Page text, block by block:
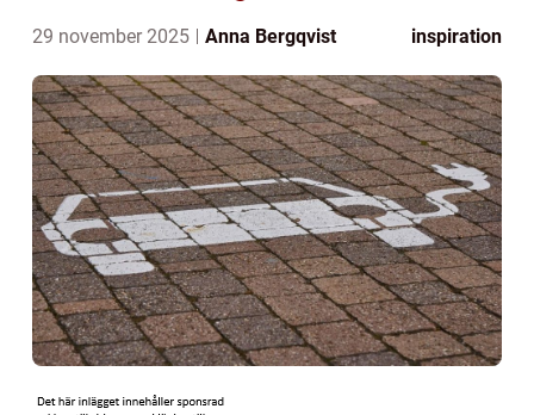
29 november 2025 Anna Bergqvist inspiration